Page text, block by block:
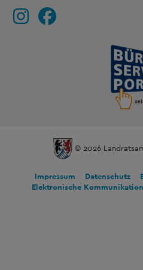
© 2026
Impressum Datenschutz
Elektronische Kommunikation